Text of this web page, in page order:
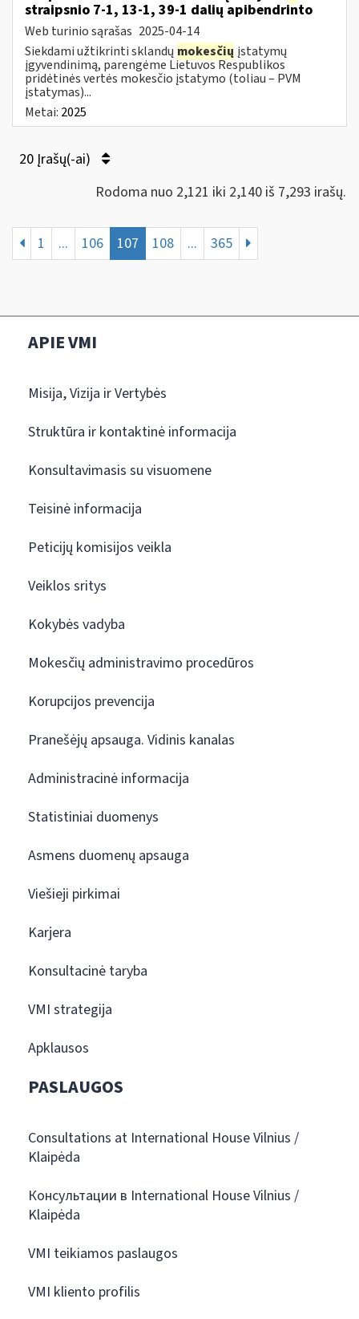
straipsnio 7-1, 13-1, 39-1 dalių apibendrinto
Web turinio sąrašas 2025-04-14
Siekdami užtikrinti sklandų mokesčių įstatymų
įgyvendinimą, parengėme Lietuvos Respublikos
pridėtinės vertės mokesčio įstatymo (toliau – PVM
įstatymas)...
Metai: 2025
20 Įrašų(-ai)
Rodoma nuo 2,121 iki 2,140 iš 7,293 irašų.
1 ... 106 107 108 ... 365
APIE VMI
Misija, Vizija ir Vertybės
Struktūra ir kontaktinė informacija
Konsultavimasis su visuomene
Teisinė informacija
Peticijų komisijos veikla
Veiklos sritys
Kokybės vadyba
Mokesčių administravimo procedūros
Korupcijos prevencija
Pranešėjų apsauga. Vidinis kanalas
Administracinė informacija
Statistiniai duomenys
Asmens duomenų apsauga
Viešieji pirkimai
Karjera
Konsultacinė taryba
VMI strategija
Apklausos
PASLAUGOS
Consultations at International House Vilnius /
Klaipėda
Консультации в International House Vilnius /
Klaipėda
VMI teikiamos paslaugos
VMI kliento profilis